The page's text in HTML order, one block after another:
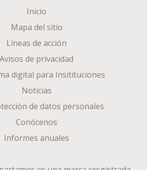
Inicio
Mapa del sitio
Líneas de acción
Avisos de privacidad
digital para Insitituciones
Noticias
de datos personales
Conócenos
Informes anuales